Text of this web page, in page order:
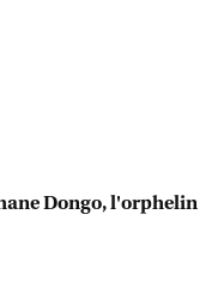
Dongo, l'orphelin